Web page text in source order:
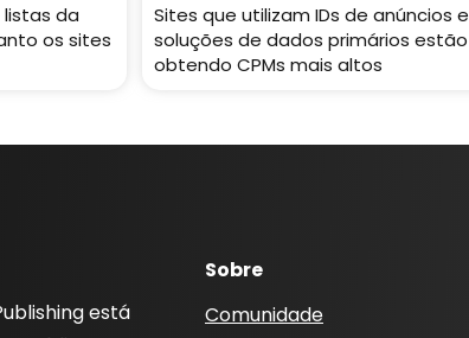
da
os sites
Sites que utilizam IDs de anúncios e
soluções de dados primários estão
obtendo CPMs mais altos
está
Sobre
Comunidade